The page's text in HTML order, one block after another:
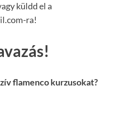
küldd el a
ra!
flamenco kurzusokat?